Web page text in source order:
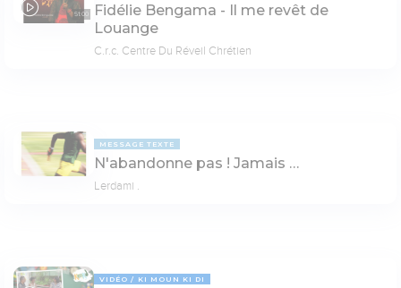
51:00
Fidélie Bengama - Il me revêt de
Louange
C.r.c. Centre Du Réveil Chrétien
MESSAGE TEXTE
N'abandonne pas ! Jamais …
Lerdami .
VIDÉO KI MOUN KI DI